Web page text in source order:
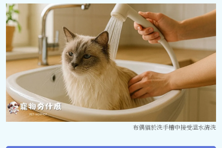
布偶貓於洗手槽中接受溫水清洗